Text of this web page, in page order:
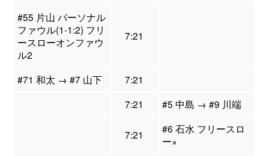
#55 片山 パーソナル
ファウル(1-1:2) フリ
ースローオンファウ
ル2
7:21
#71 和太 → #7 山下
7:21
7:21
#5 中島 → #9 川端
7:21
#6 石水 フリースロ
ー×